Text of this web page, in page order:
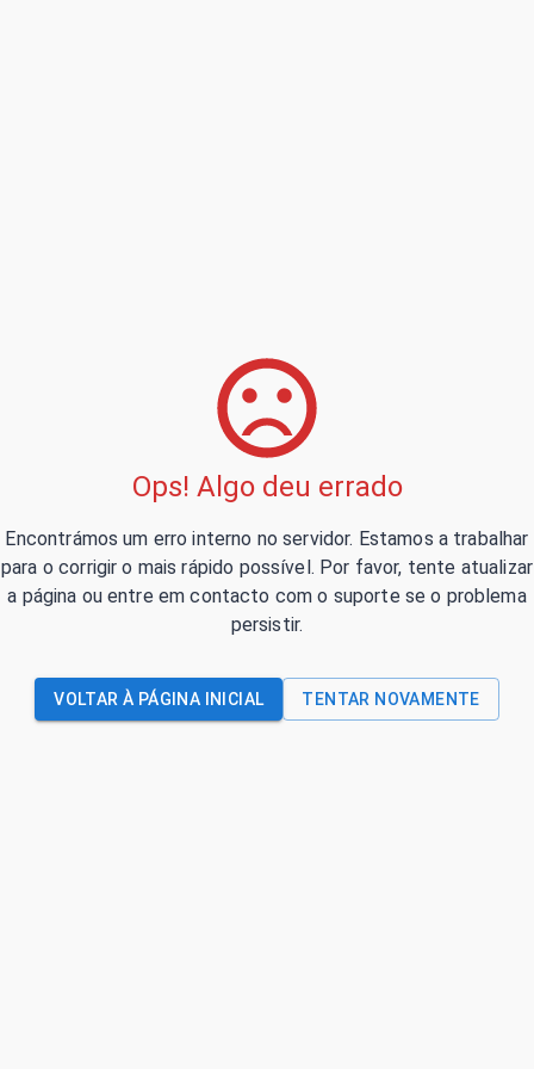
Ops! Algo deu errado
Encontrámos um erro interno no servidor. Estamos a trabalhar
para o corrigir o mais rápido possível. Por favor, tente atualizar
a página ou entre em contacto com o suporte se o problema
persistir.
VOLTAR À PÁGINA INICIAL TENTAR NOVAMENTE